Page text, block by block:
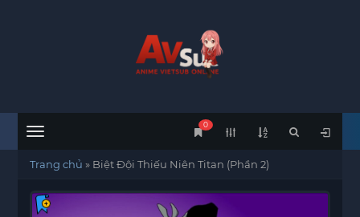
Menu
0
Trang chủ » Biệt Đội Thiếu Niên Titan (Phần 2)